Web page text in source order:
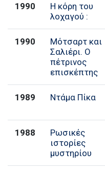
1990
Η κόρη του
λοχαγού :
1990
Μότσαρτ και
Σαλιέρι. Ο
πέτρινος
επισκέπτης
1989 Ντάμα Πίκα
1988
Ρωσικές
ιστορίες
μυστηρίου